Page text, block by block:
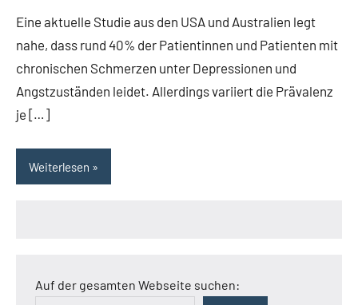
Eine aktuelle Studie aus den USA und Australien legt
nahe, dass rund 40% der Patientinnen und Patienten mit
chronischen Schmerzen unter Depressionen und
Angstzuständen leidet. Allerdings variiert die Prävalenz
je […]
Weiterlesen
Auf der gesamten Webseite suchen: